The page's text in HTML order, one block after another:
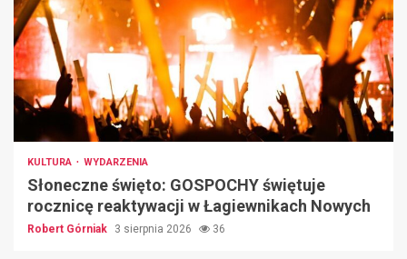
KULTURA WYDARZENIA
Słoneczne święto: GOSPOCHY świętuje
rocznicę reaktywacji w Łagiewnikach Nowych
Robert Górniak 3 sierpnia 2026 36